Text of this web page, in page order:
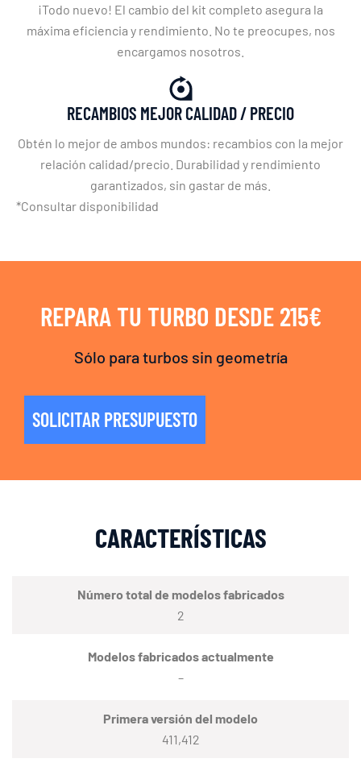
¡Todo nuevo! El cambio del kit completo asegura la
máxima eficiencia y rendimiento. No te preocupes, nos
encargamos nosotros.
RECAMBIOS MEJOR CALIDAD / PRECIO
Obtén lo mejor de ambos mundos: recambios con la mejor
relación calidad/precio. Durabilidad y rendimiento
garantizados, sin gastar de más.
*Consultar disponibilidad
REPARA TU TURBO DESDE 215€
Sólo para turbos sin geometría
SOLICITAR PRESUPUESTO
CARACTERÍSTICAS
Número total de modelos fabricados
2
Modelos fabricados actualmente
–
Primera versión del modelo
411,412